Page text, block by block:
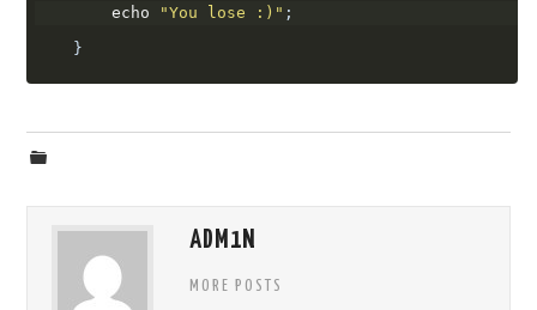
        echo
"You lose :)" ;
}
ADM1N
MORE POSTS